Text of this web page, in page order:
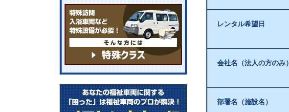
レンタル希望日
会社名（法人の方のみ）
部署名（施設名）